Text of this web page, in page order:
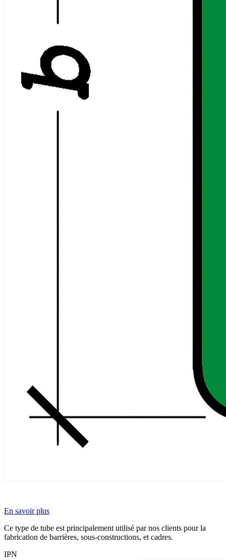
En savoir plus
Ce type de tube est principalement utilisé par nos clients pour la
fabrication de barrières, sous-constructions, et cadres.
IPN